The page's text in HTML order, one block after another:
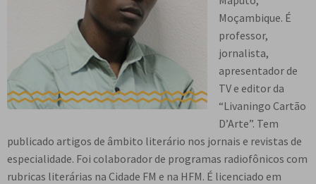
n
u
d
e
s
c
e
n
d
e
m
e
n
u
d
e
s
c
e
n
n
n
m
e
n
p
a
n
d
i
r
m
e
n
u
Moçambique. É
professor,
jornalista,
apresentador de
TV e editor da
“Livaningo Cartão
D’Arte”. Tem
publicado artigos de âmbito literário nos jornais e revistas de
especialidade. Foi colaborador de programas radiofônicos com
rubricas literárias na Cidade FM e na HFM. É licenciado em